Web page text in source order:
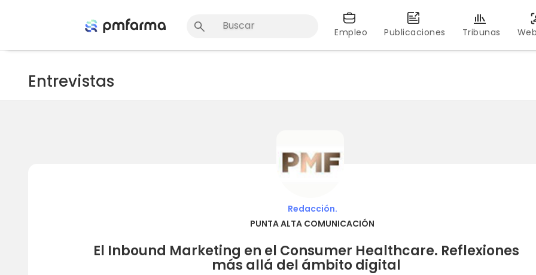
Empleo Publicaciones Tribunas
Entrevistas
Redacción.
PUNTA ALTA COMUNICACIÓN
El Inbound Marketing en el Consumer Healthcare. Reflexiones
más allá del ámbito digital